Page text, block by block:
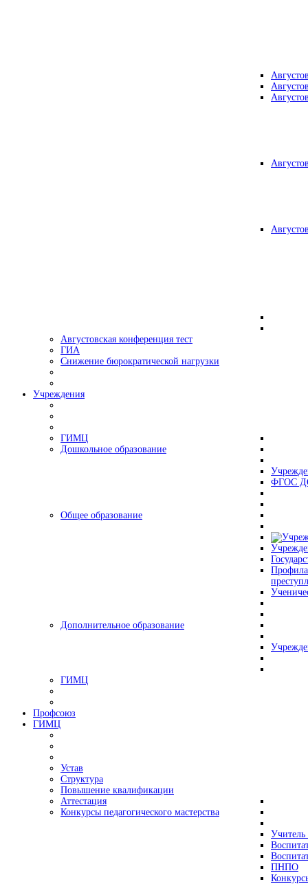
Августовская конференция тест
ГИА
Снижение бюрократической нагрузки
Учреждения
ГИМЦ
Дошкольное образование
ФГОС
Общее образование
Дополнительное образование
ГИМЦ
Профсоюз
ГИМЦ
Устав
Структура
Повышение квалификации
Аттестация
Конкурсы педагогического мастерства
Учитель
ПНПО